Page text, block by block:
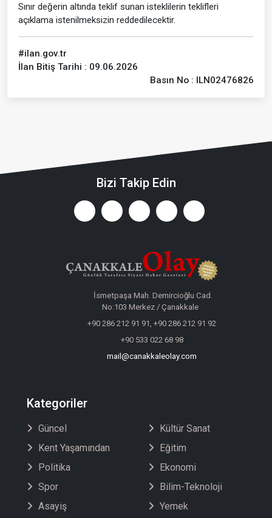
Sınır değerin altında teklif sunan isteklilerin teklifleri
açıklama istenilmeksizin reddedilecektir.
#ilan.gov.tr
İlan Bitiş Tarihi : 09.06.2026
Basın No : ILN02476826
Bizi Takip Edin
İsmetpaşa Mah. Demircioğlu Cad.
No:103 Merkez / Çanakkale
+90 286 212 91 91, +90 286 212 91 92
+90 533 022 68 98
mail@canakkaleolay.com
Kategoriler
Güncel
Kent Yaşamından
Politika
Spor
Asayiş
Kültür Sanat
Eğitim
Ekonomi
Bilim-Teknoloji
Yemek